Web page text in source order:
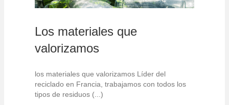
Los materiales que
valorizamos
los materiales que valorizamos Líder del
reciclado en Francia, trabajamos con todos los
tipos de residuos (...)